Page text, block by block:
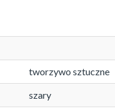
tworzywo sztuczne
szary